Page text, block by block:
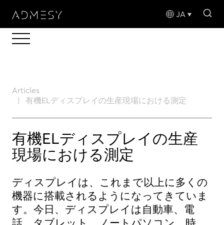
JA
Articles
有機ELディスプレイの生産現場における測定
有機ELディスプレイの生産
現場における測定
ディスプレイは、これまで以上に多くの
機器に搭載されるようになってきていま
す。今日、ディスプレイは自動車、電